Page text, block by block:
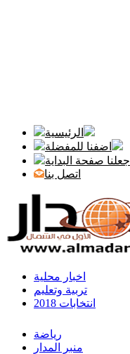
الرئيسية
اضفنا للمفضلة
اجعلنا صفحة البداية
اتصل بنا
اخبار محلية
تربية وتعليم
انتخابات 2018
رياضة
منبر المدار